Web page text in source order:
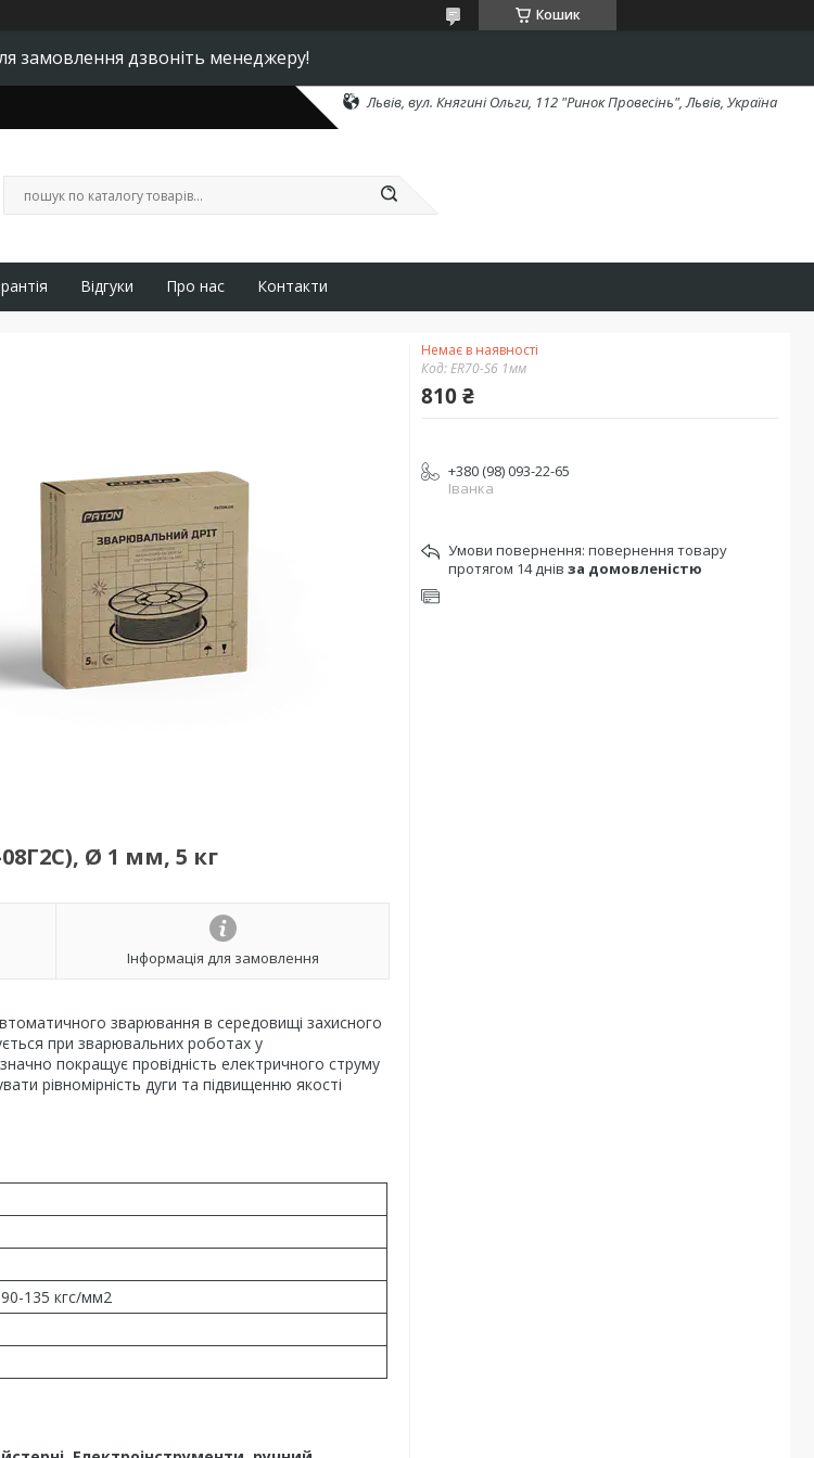
Кошик
замовлення дзвоніть менеджеру!
Львів, вул. Княгині Ольги, 112 "Ринок Провесінь", Львів, Україна
Відгуки Про нас Контакти
Ø 1 мм, 5 кг
Інформація для замовлення
зварювання в середовищі захисного
при зварювальних роботах у
покращує провідність електричного струму
рівномірність дуги та підвищенню якості
135 кгс/мм2
Немає в наявності
Код:ER70-S6 1мм
810 ₴
+380 (98) 093-22-65
Іванка
повернення товару
протягом 14 днів за домовленістю